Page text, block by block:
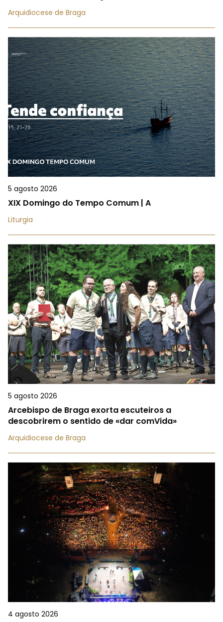
Arquidiocese de Braga
5 agosto 2026
XIX Domingo do Tempo Comum | A
Liturgia
5 agosto 2026
Arcebispo de Braga exorta escuteiros a
descobrirem o sentido de «dar comVida»
Arquidiocese de Braga
4 agosto 2026